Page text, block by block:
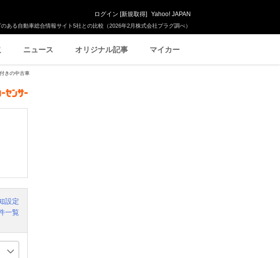
ある自動車総合情報サイト5社との比較（2026年2月株式会社プラグ調べ）
ログイン [新規取得] Yahoo! JAPAN
ニュース オリジナル記事 マイカー
きの中古車
設定
一覧